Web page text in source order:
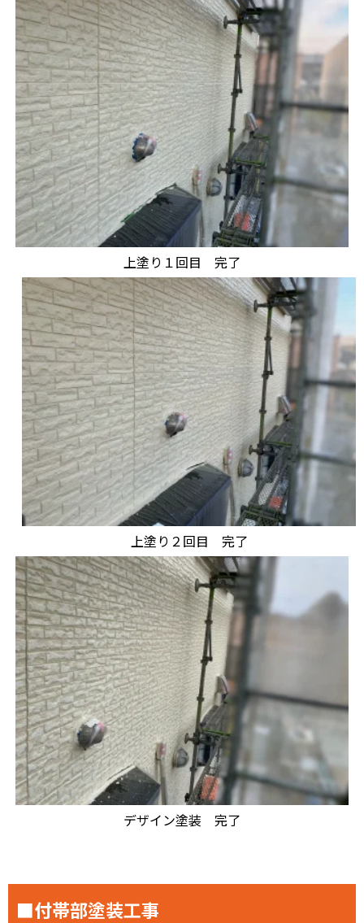
上塗り１回目 完了
上塗り２回目 完了
デザイン塗装 完了
■付帯部塗装工事